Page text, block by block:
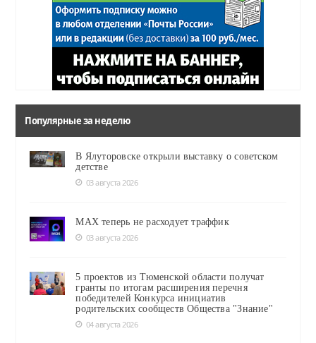
Популярные за неделю
В Ялуторовске открыли выставку о советском
детстве
03 августа 2026
MAX теперь не расходует траффик
03 августа 2026
5 проектов из Тюменской области получат
гранты по итогам расширения перечня
победителей Конкурса инициатив
родительских сообществ Общества "Знание"
04 августа 2026